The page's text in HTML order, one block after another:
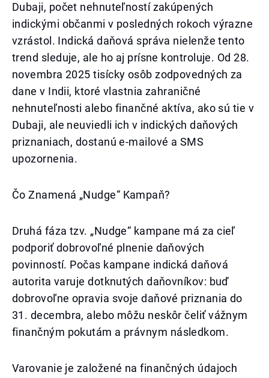
Dubaji, počet nehnuteľností zakúpených
indickými občanmi v posledných rokoch výrazne
vzrástol. Indická daňová správa nielenže tento
trend sleduje, ale ho aj prísne kontroluje. Od 28.
novembra 2025 tisícky osôb zodpovedných za
dane v Indii, ktoré vlastnia zahraničné
nehnuteľnosti alebo finančné aktíva, ako sú tie v
Dubaji, ale neuviedli ich v indických daňových
priznaniach, dostanú e-mailové a SMS
upozornenia.
Čo Znamená „Nudge“ Kampaň?
Druhá fáza tzv. „Nudge“ kampane má za cieľ
podporiť dobrovoľné plnenie daňových
povinností. Počas kampane indická daňová
autorita varuje dotknutých daňovníkov: buď
dobrovoľne opravia svoje daňové priznania do
31. decembra, alebo môžu neskôr čeliť vážnym
finančným pokutám a právnym následkom.
Varovanie je založené na finančných údajoch